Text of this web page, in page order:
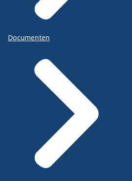
Documenten